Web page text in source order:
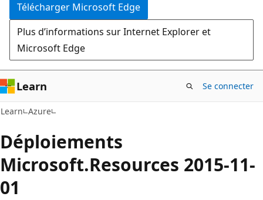
Télécharger Microsoft Edge
Plus d’informations sur Internet Explorer et
Microsoft Edge
Learn Se connecter
Learn Azure
Déploiements
Microsoft.Resources 2015-11-
01